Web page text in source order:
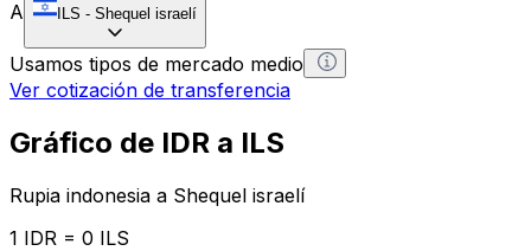
A
ILS - Shequel israelí
Usamos tipos de mercado medio
Ver cotización de transferencia
Gráfico de IDR a ILS
Rupia indonesia a Shequel israelí
1 IDR = 0 ILS